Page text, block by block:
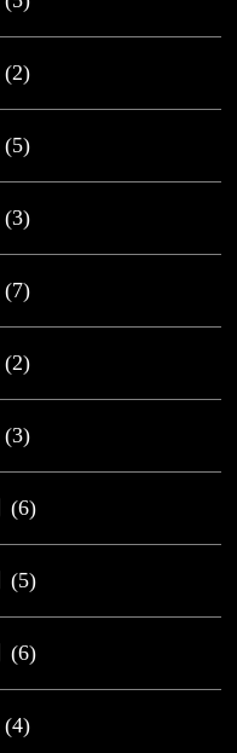
(2)
(5)
(3)
(7)
(2)
(3)
(6)
(5)
(6)
(4)